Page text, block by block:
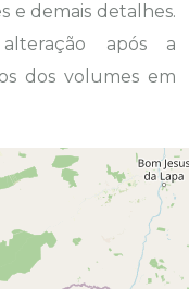
e demais detalhes.
após a
dos volumes em